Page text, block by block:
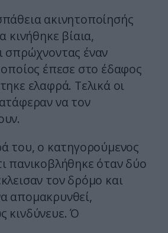
ακινητοποίησής
κινήθηκε βίαια,
σπρώχνοντας έναν
έπεσε στο έδαφος
ελαφρά. Τελικά οι
να τον
του, ο κατηγορούμενος
πανικοβλήθηκε όταν δύο
τον δρόμο και
απομακρυνθεί,
κινδύνευε. Ό